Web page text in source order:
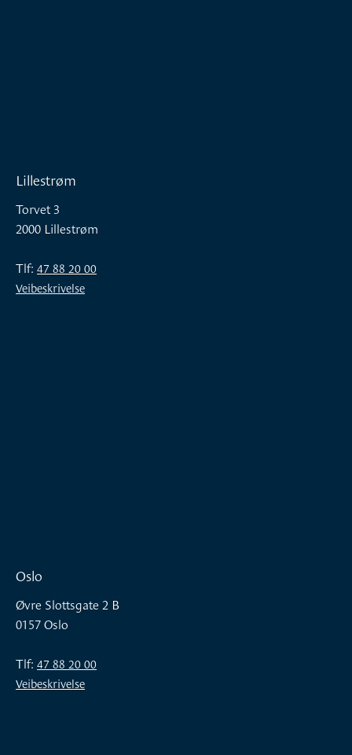
Lillestrøm
Torvet 3
2000 Lillestrøm
Tlf:47 88 20 00
Veibeskrivelse
Oslo
Øvre Slottsgate 2 B
0157 Oslo
Tlf:47 88 20 00
Veibeskrivelse